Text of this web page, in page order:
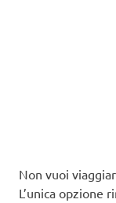
Non vuoi
L’unica opzione